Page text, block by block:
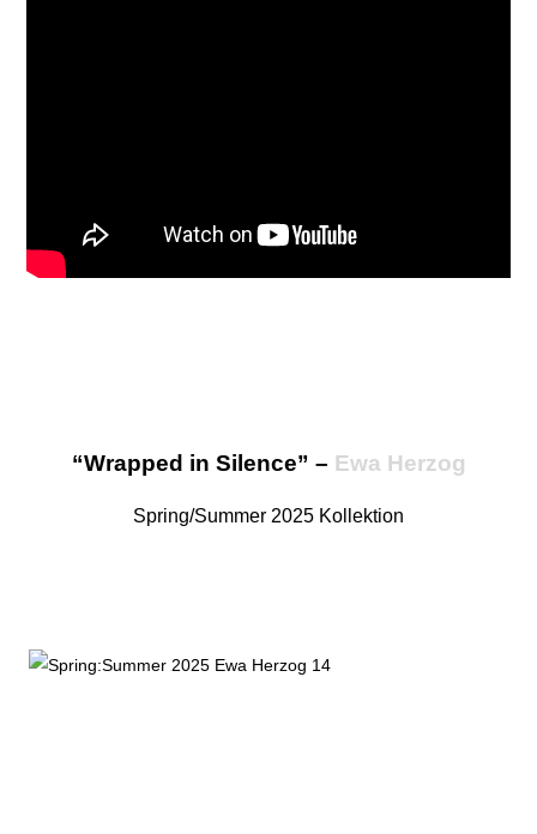
“Wrapped in Silence” – Ewa Herzog
Spring/Summer 2025 Kollektion